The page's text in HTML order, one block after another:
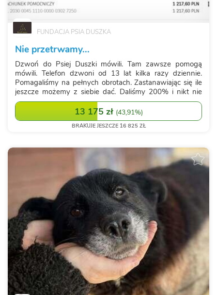
FUNDACJA PSIA DUSZKA
Nie przetrwamy...
Dzwoń do Psiej Duszki mówili. Tam zawsze pomogą
mówili. Telefon dzwoni od 13 lat kilka razy dziennie.
Pomagaliśmy na pełnych obrotach. Zastanawiając się ile
jeszcze możemy z siebie dać. Daliśmy 200% i nikt nie
odmówi nam wielkości w działaniu. Ale dziś Psia Duszka
jest maleńka... znika. Jest pami...
13 175 zł (43,91%)
BRAKUJE JESZCZE 16 825 ZŁ